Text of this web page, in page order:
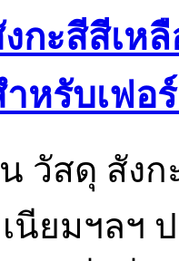
กะสีสีเห
หรับเฟอ
วัสดุ สัง
นียมฯลฯ